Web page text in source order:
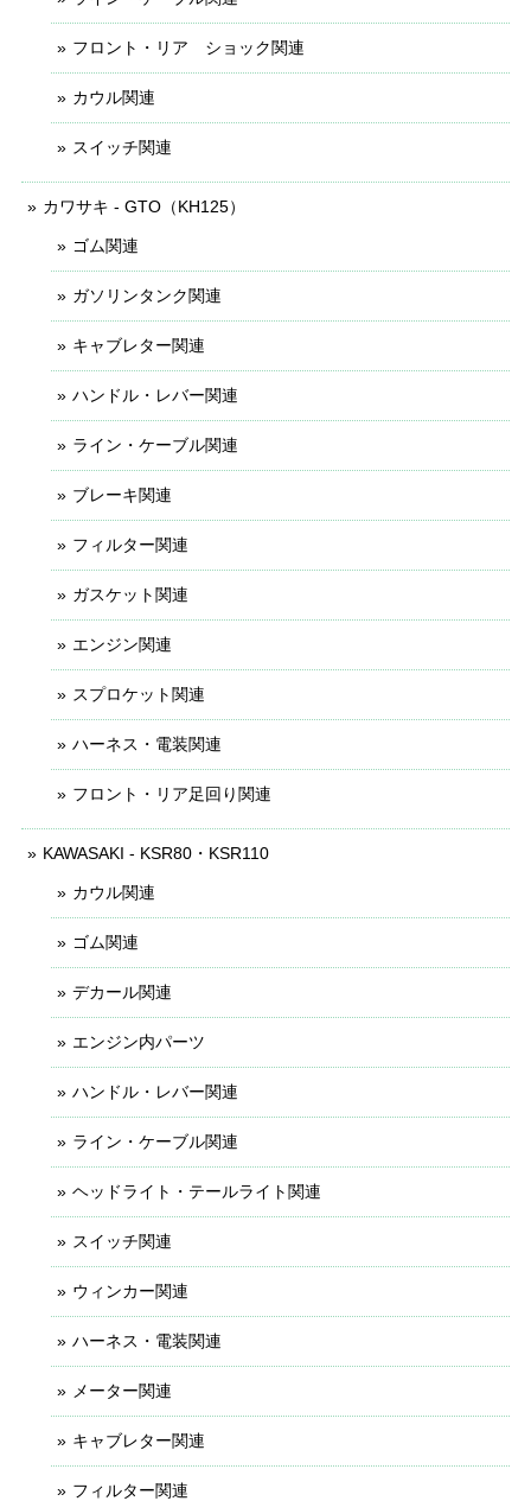
フロント・リア ショック関連
カウル関連
スイッチ関連
カワサキ - GTO（KH125）
ゴム関連
ガソリンタンク関連
キャブレター関連
ハンドル・レバー関連
ライン・ケーブル関連
ブレーキ関連
フィルター関連
ガスケット関連
エンジン関連
スプロケット関連
ハーネス・電装関連
フロント・リア足回り関連
KAWASAKI - KSR80・KSR110
カウル関連
ゴム関連
デカール関連
エンジン内パーツ
ハンドル・レバー関連
ライン・ケーブル関連
ヘッドライト・テールライト関連
スイッチ関連
ウィンカー関連
ハーネス・電装関連
メーター関連
キャブレター関連
フィルター関連